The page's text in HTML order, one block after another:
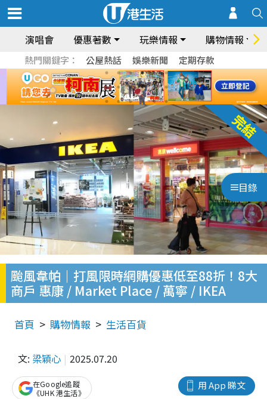
演唱會 優惠著數 玩樂情報 購物情報
熱門關鍵字： 公屋熱話 娛樂新聞 定期存款
目錄
颱風韋帕｜打風限時網購優惠低至88折！8大
商戶 惠康 / Market Place / 萬寧 / IKEA
首頁 購物情報 生活百貨
文: 梁穎心 2025.07.20
用 App 睇文
在Google追蹤
《UHK 港生活》